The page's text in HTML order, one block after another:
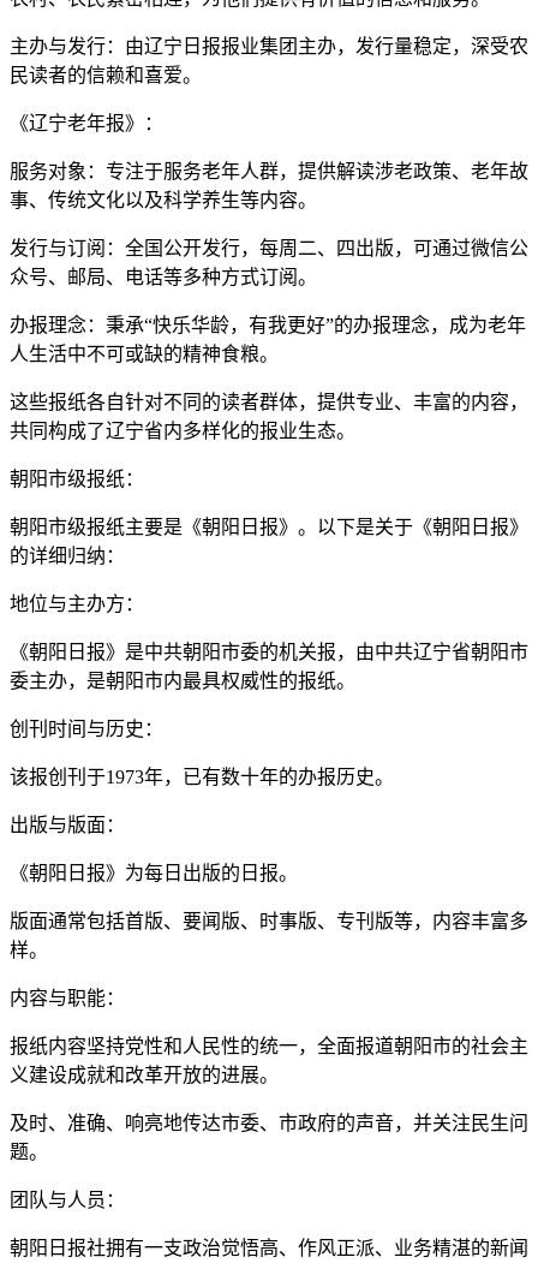
主办与发行：由辽宁日报报业集团主办，发行量稳定，深受农
民读者的信赖和喜爱。
《辽宁老年报》：
服务对象：专注于服务老年人群，提供解读涉老政策、老年故
事、传统文化以及科学养生等内容。
发行与订阅：全国公开发行，每周二、四出版，可通过微信公
众号、邮局、电话等多种方式订阅。
办报理念：秉承“快乐华龄，有我更好”的办报理念，成为老年
人生活中不可或缺的精神食粮。
这些报纸各自针对不同的读者群体，提供专业、丰富的内容，
共同构成了辽宁省内多样化的报业生态。
朝阳市级报纸：
朝阳市级报纸主要是《朝阳日报》。以下是关于《朝阳日报》
的详细归纳：
地位与主办方：
《朝阳日报》是中共朝阳市委的机关报，由中共辽宁省朝阳市
委主办，是朝阳市内最具权威性的报纸。
创刊时间与历史：
该报创刊于1973年，已有数十年的办报历史。
出版与版面：
《朝阳日报》为每日出版的日报。
版面通常包括首版、要闻版、时事版、专刊版等，内容丰富多
样。
内容与职能：
报纸内容坚持党性和人民性的统一，全面报道朝阳市的社会主
义建设成就和改革开放的进展。
及时、准确、响亮地传达市委、市政府的声音，并关注民生问
题。
团队与人员：
朝阳日报社拥有一支政治觉悟高、作风正派、业务精湛的新闻